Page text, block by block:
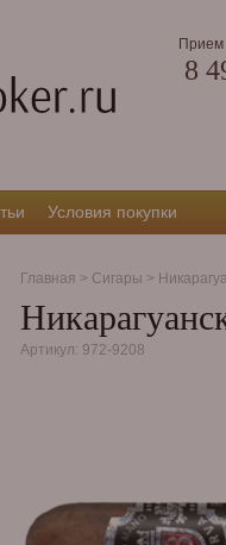
Прием
8
Условия покупки
Главная > Сигары >
Артикул: 972-9208